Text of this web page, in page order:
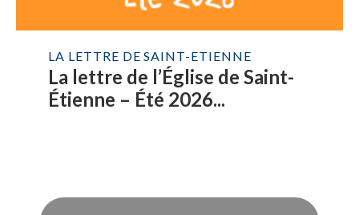
LA LETTRE DE SAINT-ETIENNE
La lettre de l’Église de Saint-
Étienne – Été 2026...